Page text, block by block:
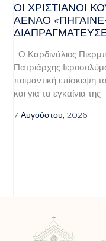
ΟΙ ΧΡΙΣΤΙΑΝΟΊ
ΑΈΝΑΟ
Ο Καρδινάλιος
Πατριάρχης
ποιμαντική επίσκεψη
και για τα εγκαίνια της
7 Αυγούστου, 2026